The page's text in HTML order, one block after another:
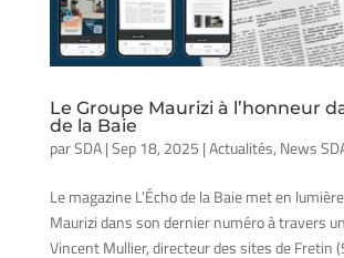
Le Groupe Maurizi à l’honneur
de la Baie
parSDA|Sep 18, 2025 |Actualités, News
Le magazine L’Écho de la Baie met en
Maurizi dans son dernier numéro à travers
Vincent Mullier, directeur des sites de Fretin